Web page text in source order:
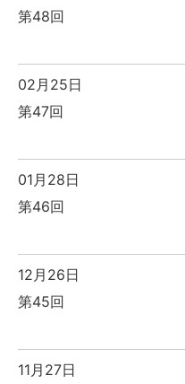
第48回
02月25日
第47回
01月28日
第46回
12月26日
第45回
11月27日